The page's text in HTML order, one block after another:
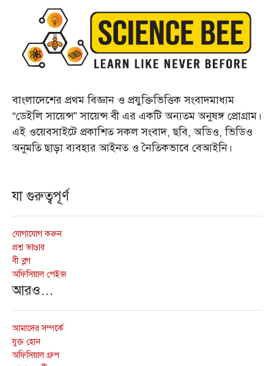
বাংলাদেশের প্রথম বিজ্ঞান ও প্রযুক্তিভিত্তিক সংবাদমাধ্যম
“ডেইলি সায়েন্স” সায়েন্স বী এর একটি অন্যতম অনুষঙ্গ প্রোগ্রাম।
এই ওয়েবসাইটে প্রকাশিত সকল সংবাদ, ছবি, অডিও, ভিডিও
অনুমতি ছাড়া ব্যবহার আইনত ও নৈতিকভাবে বেআইনি।
যা গুরুত্বপূর্ণ
যোগাযোগ করুন
প্রশ্ন ভাণ্ডার
বী ব্লগ
অফিসিয়াল পেইজ
আরও…
আমাদের সম্পর্কে
যুক্ত হোন
অফিসিয়াল গ্রুপ